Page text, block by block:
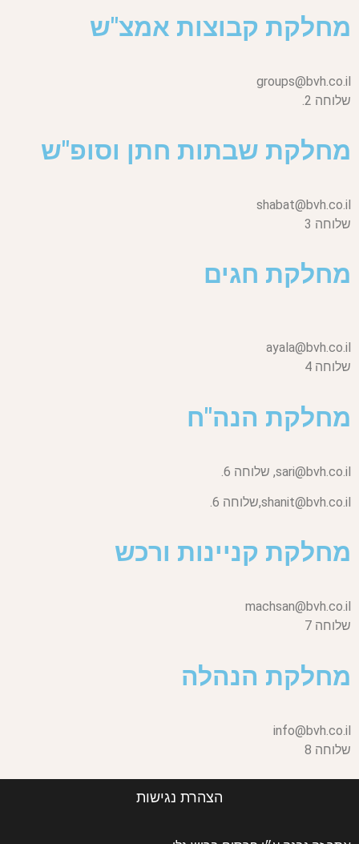
מחלקת קבוצות אמצ"ש
groups@bvh.co.il
שלוחה 2.
מחלקת שבתות חתן וסופ"ש
shabat@bvh.co.il
שלוחה 3
מחלקת חגים
ayala@bvh.co.il
שלוחה 4
מחלקת הנה"ח
sari@bvh.co.il, שלוחה 6.
shanit@bvh.co.il, שלוחה 6.
מחלקת קניינות ורכש
machsan@bvh.co.il
שלוחה 7
מחלקת הנהלה
info@bvh.co.il
שלוחה 8
הצהרת נגישות